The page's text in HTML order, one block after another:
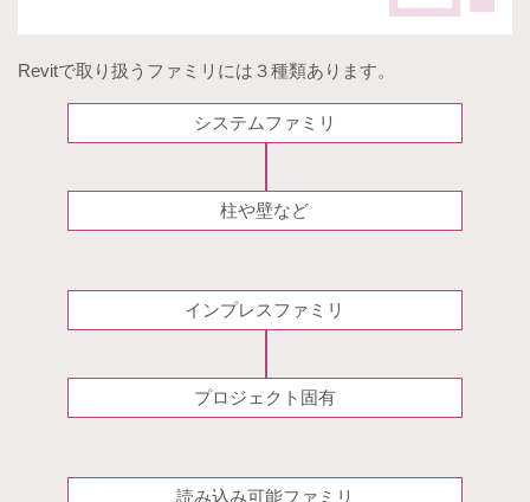
Revitで取り扱うファミリには３種類あります。
システムファミリ
柱や壁など
インプレスファミリ
プロジェクト固有
読み込み可能ファミリ